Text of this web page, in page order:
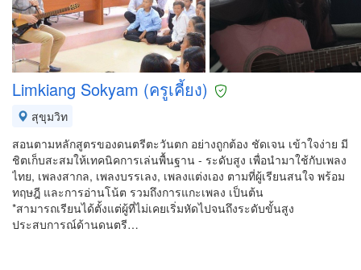
Limkiang Sokyam (ครูเคี้ยง)
สุขุมวิท
สอนตามหลักสูตรของดนตรีตะวันตก อย่างถูกต้อง ชัดเจน เข้าใจง่าย มี
ชิตเก็บสะสมให้เทคนิคการเล่นพื้นฐาน - ระดับสูง เพื่อนำมาใช้กับเพลง
ไทย, เพลงสากล, เพลงบรรเลง, เพลงแต่งเอง ตามที่ผู้เรียนสนใจ พร้อม
ทฤษฎี และการอ่านโน้ต รวมถึงการแกะเพลง เป็นต้น
*สามารถเรียนได้ตั้งแต่ผู้ที่ไม่เคยเริ่มหัดไปจนถึงระดับขั้นสูง
ประสบการณ์ด้านดนตรี…